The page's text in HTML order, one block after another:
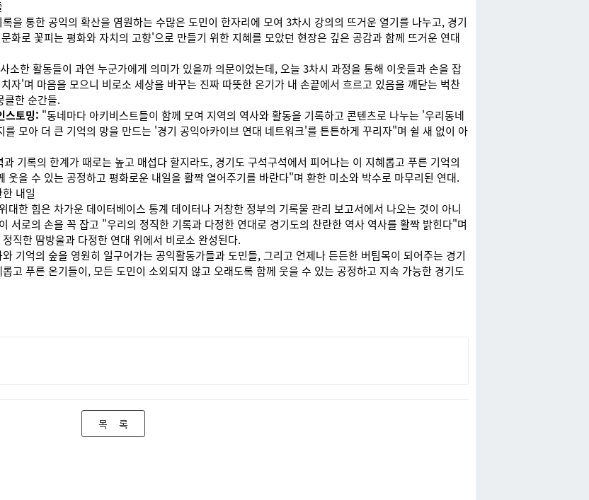
을 통한 공익의 확산을 염원하는 수많은 도민이 한자리에 모여 3차시 강의의 뜨거운 열기를 나누고, 경기
화로 꽃피는 평화와 자치의 고향'으로 만들기 위한 지혜를 모았던 현장은 깊은 공감과 함께 뜨거운 연대
소한 활동들이 과연 누군가에게 의미가 있을까 의문이었는데, 오늘 3차시 과정을 통해 이웃들과 손을 잡
자'며 마음을 모으니 비로소 세상을 바꾸는 진짜 따뜻한 온기가 내 손끝에서 흐르고 있음을 깨닫는 벅찬
클한 순간들.
스토밍: "동네마다 아키비스트들이 함께 모여 지역의 역사와 활동을 기록하고 콘텐츠로 나누는 '우리동네
모아 더 큰 기억의 망을 만드는 '경기 공익아카이브 연대 네트워크'를 튼튼하게 꾸리자"며 쉴 새 없이 아
기록의 한계가 때로는 높고 매섭다 할지라도, 경기도 구석구석에서 피어나는 이 지혜롭고 푸른 기억의
웃을 수 있는 공정하고 평화로운 내일을 활짝 열어주기를 바란다"며 환한 미소와 박수로 마무리된 연대.
내일
한 힘은 차가운 데이터베이스 통계 데이터나 거창한 정부의 기록물 관리 보고서에서 나오는 것이 아니
서로의 손을 꼭 잡고 "우리의 정직한 기록과 다정한 연대로 경기도의 찬란한 역사 역사를 활짝 밝힌다"며
직한 땀방울과 다정한 연대 위에서 비로소 완성된다.
기억의 숲을 영원히 일구어가는 공익활동가들과 도민들, 그리고 언제나 든든한 버팀목이 되어주는 경기
고 푸른 온기들이, 모든 도민이 소외되지 않고 오래도록 함께 웃을 수 있는 공정하고 지속 가능한 경기도
목 록